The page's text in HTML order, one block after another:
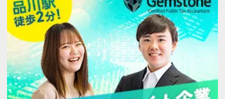
お問い合わせ
今すぐ会員登録
PC版サイトを見る